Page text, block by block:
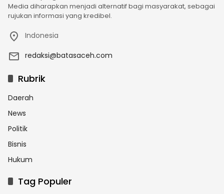
Media diharapkan menjadi alternatif bagi masyarakat, sebagai
rujukan informasi yang kredibel.
Indonesia
redaksi@batasaceh.com
Rubrik
Daerah
News
Politik
Bisnis
Hukum
Tag Populer